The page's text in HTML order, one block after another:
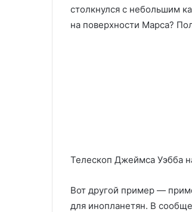
столкнулся с небольшим
на поверхности Марса?
Телескоп Джеймса Уэбба
Вот другой пример —
для инопланетян. В